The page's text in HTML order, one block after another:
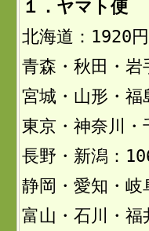
１．ヤマト便
北海道：1920円
青森・秋田・
宮城・山形・
東京・神奈川
長野・新潟：
静岡・愛知・
富山・石川・福